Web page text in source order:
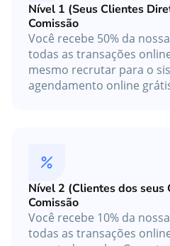
Nível 1 (Seus Clientes
Comissão
Você recebe 50% da
todas as transações
mesmo recrutar para o
agendamento online
Nível 2 (Clientes dos seus
Comissão
Você recebe 10% da
todas as transações